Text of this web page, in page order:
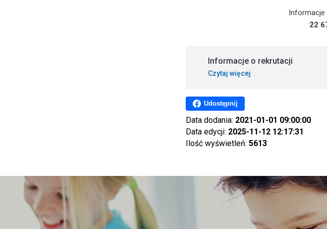
Informacje
22
Informacje o rekrutacji
Czytaj więcej
Udostępnij
Data dodania: 2021-01-01 09:00:00
Data edycji: 2025-11-12 12:17:31
Ilość wyświetleń: 5613